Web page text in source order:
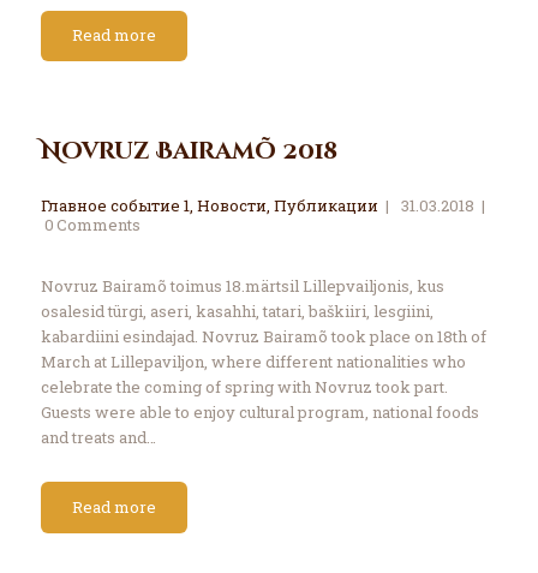
Read more
Novruz Bairamõ 2018
Главное событие 1, Новости, Публикации
31.03.2018
0Comments
Novruz Bairamõ toimus 18.märtsil Lillepvailjonis, kus
osalesid türgi, aseri, kasahhi, tatari, baškiiri, lesgiini,
kabardiini esindajad. Novruz Bairamõ took place on 18th of
March at Lillepaviljon, where different nationalities who
celebrate the coming of spring with Novruz took part.
Guests were able to enjoy cultural program, national foods
and treats and…
Read more